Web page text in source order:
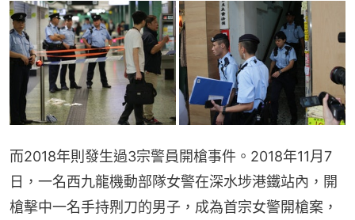
而2018年則發生過3宗警員開槍事件。2018年11月7
日，一名西九龍機動部隊女警在深水埗港鐵站內，開
槍擊中一名手持𠝹刀的男子，成為首宗女警開槍案，